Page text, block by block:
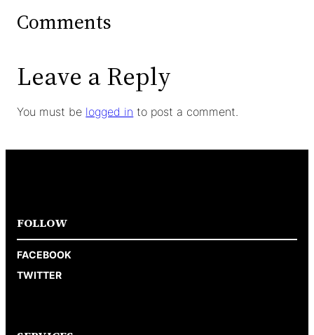
Comments
Leave a Reply
You must be logged in to post a comment.
FOLLOW
FACEBOOK
TWITTER